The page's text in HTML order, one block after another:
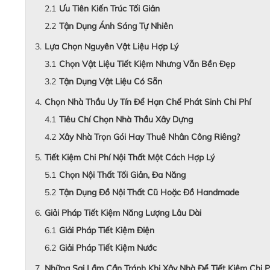
Ưu Tiên Kiến Trúc Tối Giản
Tận Dụng Ánh Sáng Tự Nhiên
Lựa Chọn Nguyên Vật Liệu Hợp Lý
Chọn Vật Liệu Tiết Kiệm Nhưng Vẫn Bền Đẹp
Tận Dụng Vật Liệu Có Sẵn
Chọn Nhà Thầu Uy Tín Để Hạn Chế Phát Sinh Chi Phí
Tiêu Chí Chọn Nhà Thầu Xây Dựng
Xây Nhà Trọn Gói Hay Thuê Nhân Công Riêng?
Tiết Kiệm Chi Phí Nội Thất Một Cách Hợp Lý
Chọn Nội Thất Tối Giản, Đa Năng
Tận Dụng Đồ Nội Thất Cũ Hoặc Đồ Handmade
Giải Pháp Tiết Kiệm Năng Lượng Lâu Dài
Giải Pháp Tiết Kiệm Điện
Giải Pháp Tiết Kiệm Nước